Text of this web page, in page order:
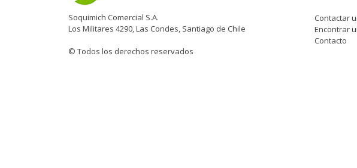
Soquimich Comercial S.A.
Los Militares 4290, Las Condes, Santiago de Chile
© Todos los derechos reservados
Contactar
Encontrar
Contacto